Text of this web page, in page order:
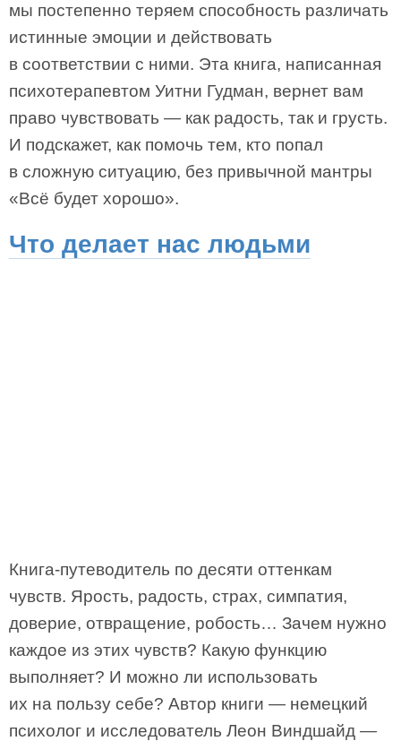
мы постепенно теряем способность различать
истинные эмоции и действовать
в соответствии с ними. Эта книга, написанная
психотерапевтом Уитни Гудман, вернет вам
право чувствовать — как радость, так и грусть.
И подскажет, как помочь тем, кто попал
в сложную ситуацию, без привычной мантры
«Всё будет хорошо».
Что делает нас людьми
Книга-путеводитель по десяти оттенкам
чувств. Ярость, радость, страх, симпатия,
доверие, отвращение, робость… Зачем нужно
каждое из этих чувств? Какую функцию
выполняет? И можно ли использовать
их на пользу себе? Автор книги — немецкий
психолог и исследователь Леон Виндшайд —